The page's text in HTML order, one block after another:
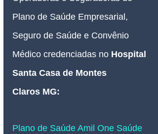
Plano de Saúde Empresarial,
Seguro de Saúde e Convênio
Médico credenciadas no Hospital
Santa Casa de Montes
Claros MG:
Plano de Saúde Amil One Saúde